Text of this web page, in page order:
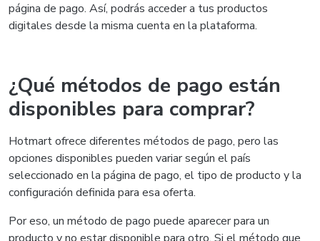
página de pago. Así, podrás acceder a tus productos
digitales desde la misma cuenta en la plataforma.
¿Qué métodos de pago están
disponibles para comprar?
Hotmart ofrece diferentes métodos de pago, pero las
opciones disponibles pueden variar según el país
seleccionado en la página de pago, el tipo de producto y la
configuración definida para esa oferta.
Por eso, un método de pago puede aparecer para un